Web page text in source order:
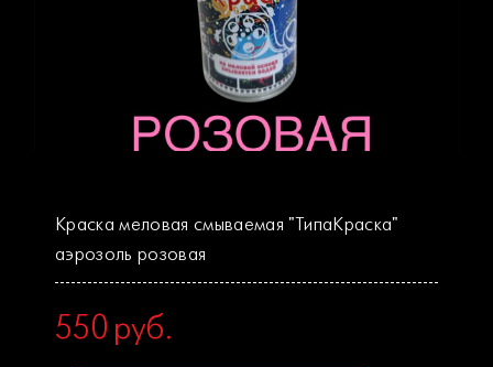
Краска меловая смываемая "ТипаКраска"
аэрозоль розовая
550 руб.